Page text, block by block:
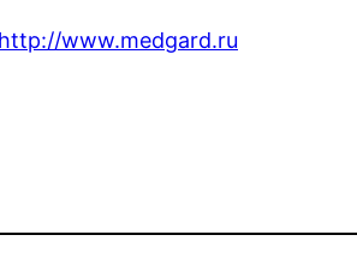
http://www.medgard.ru